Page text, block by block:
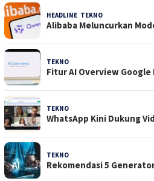
HEADLINE TEKNO
Alibaba Meluncurkan
TEKNO
Fitur AI Overview
TEKNO
WhatsApp Kini Dukung
TEKNO
Rekomendasi 5